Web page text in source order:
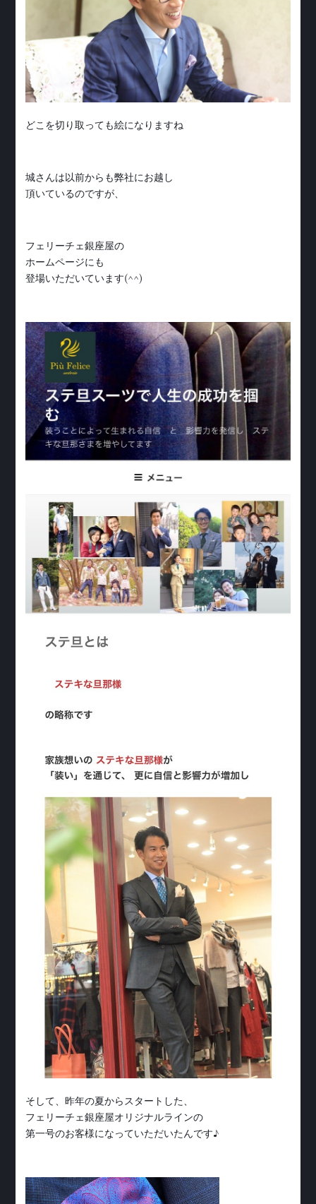
どこを切り取っても絵になりますね
城さんは以前からも弊社にお越し
頂いているのですが、
フェリーチェ銀座屋の
ホームページにも
登場いただいています(^^)
そして、昨年の夏からスタートした、
フェリーチェ銀座屋オリジナルラインの
第一号のお客様になっていただいたんです♪